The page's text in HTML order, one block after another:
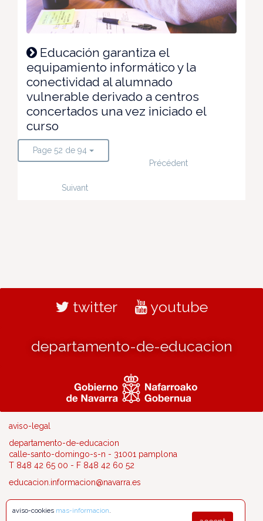
Educación garantiza el
equipamiento informático y la
conectividad al alumnado
vulnerable derivado a centros
concertados una vez iniciado el
curso
Page 52 de 94
Précédent
Suivant
twitter youtube
departamento-de-educacion
aviso-legal
departamento-de-educacion
calle-santo-domingo-s-n - 31001 pamplona
T 848 42 65 00 - F 848 42 60 52
educacion.informacion@navarra.es
aviso-cookies mas-informacion.